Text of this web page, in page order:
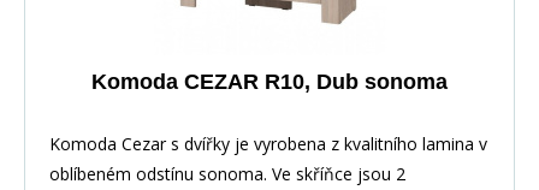
Komoda CEZAR R10, Dub sonoma
Komoda Cezar s dvířky je vyrobena z kvalitního lamina v
oblíbeném odstínu sonoma. Ve skříňce jsou 2